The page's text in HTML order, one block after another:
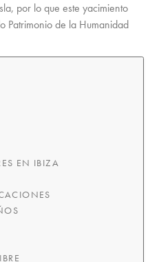
por lo que este yacimiento
Patrimonio de la Humanidad
EN IBIZA